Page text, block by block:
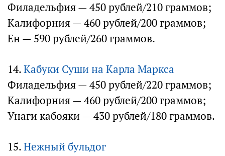
Филадельфия — 450 рублей/210 граммов;
Калифорния — 460 рублей/200 граммов;
Ен — 590 рублей/260 граммов.
14.Кабуки Суши на Карла Маркса
Филадельфия — 450 рублей/220 граммов;
Калифорния — 460 рублей/200 граммов;
Унаги кабояки — 430 рублей/180 граммов.
15.Нежный бульдог